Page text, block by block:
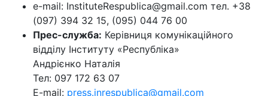
e-mail: InstituteRespublica@gmail.com тел. +38
(097) 394 32 15, (095) 044 76 00
Прес-служба: Керівниця комунікаційного
відділу Інституту «Республіка»
Андрієнко Наталія
Тел: 097 172 63 07
E-mail: press.inrespublica@gmail.com